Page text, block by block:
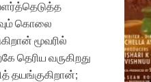
கொலை
மூவரில்
தெரிய வருகிறது
தயங்குகிறான்;